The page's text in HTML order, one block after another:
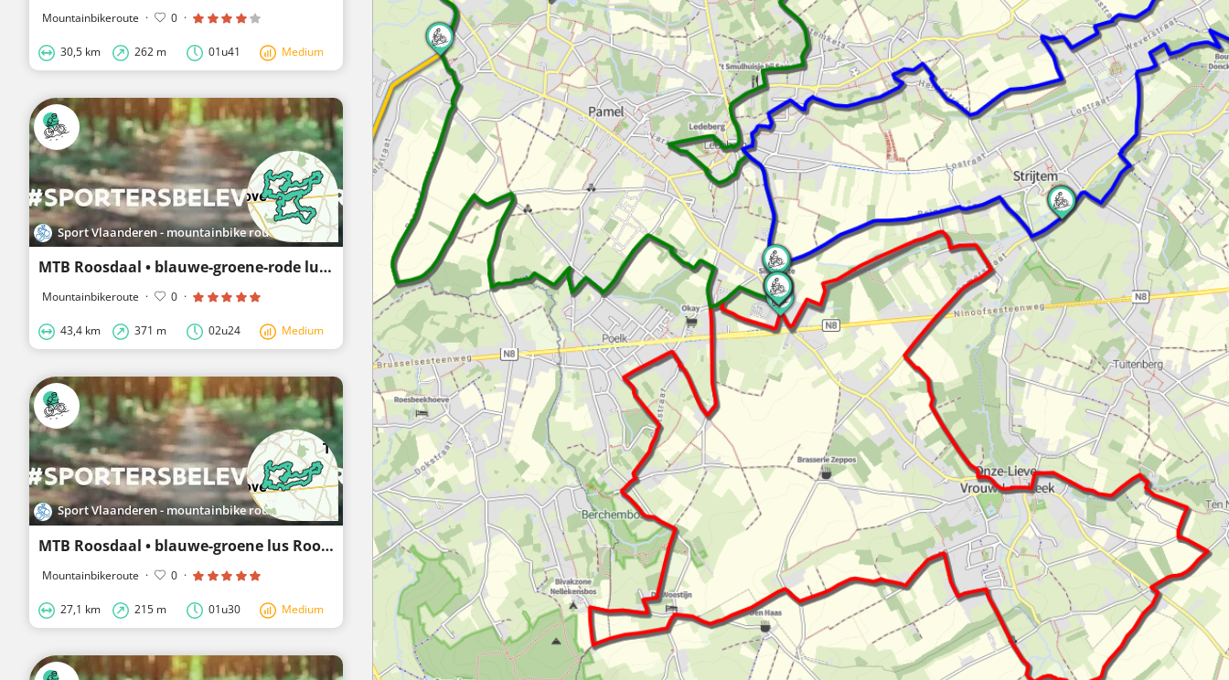
Mountainbikeroute · 0 ·
30,5 km 262 m 01u41 Medium
Sport Vlaanderen - mountainbike routes
MTB Roosdaal • blauwe-groene-rode lus Roosdaal
Mountainbikeroute · 0 ·
43,4 km 371 m 02u24 Medium
Sport Vlaanderen - mountainbike routes
MTB Roosdaal • blauwe-groene lus Roosdaal
Mountainbikeroute · 0 ·
27,1 km 215 m 01u30 Medium